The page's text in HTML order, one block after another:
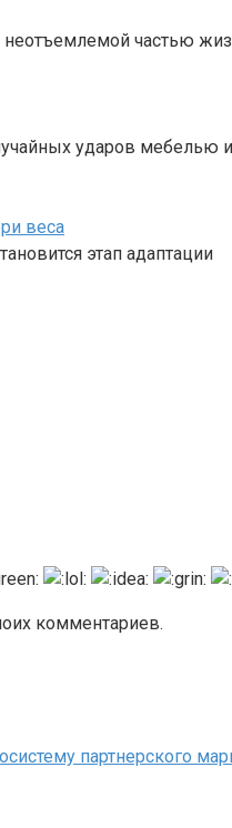
частью
ударов мебелью
веса
этап адаптации
комментариев.
партнерского